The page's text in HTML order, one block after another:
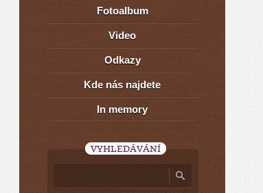
Fotoalbum
Video
Odkazy
Kde nás najdete
In memory
VYHLEDÁVÁNÍ